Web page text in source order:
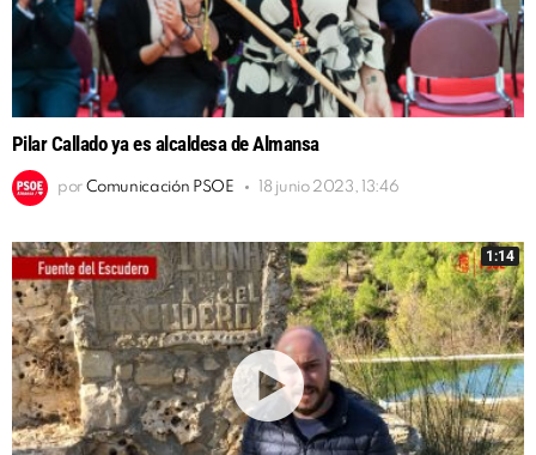
Pilar Callado ya es alcaldesa de Almansa
por Comunicación PSOE 18 junio 2023, 13:46
1:14